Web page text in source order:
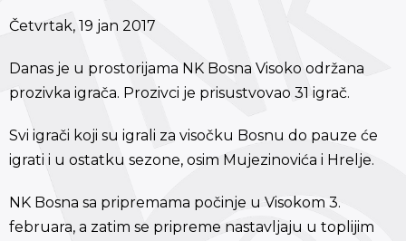
Četvrtak, 19 jan 2017
Danas je u prostorijama NK Bosna Visoko održana
prozivka igrača. Prozivci je prisustvovao 31 igrač.
Svi igrači koji su igrali za visočku Bosnu do pauze će
igrati i u ostatku sezone, osim Mujezinovića i Hrelje.
NK Bosna sa pripremama počinje u Visokom 3.
februara, a zatim se pripreme nastavljaju u toplijim